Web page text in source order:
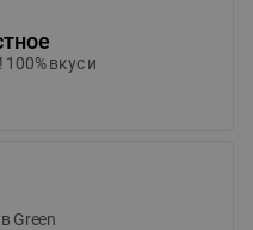
вкус и
Green